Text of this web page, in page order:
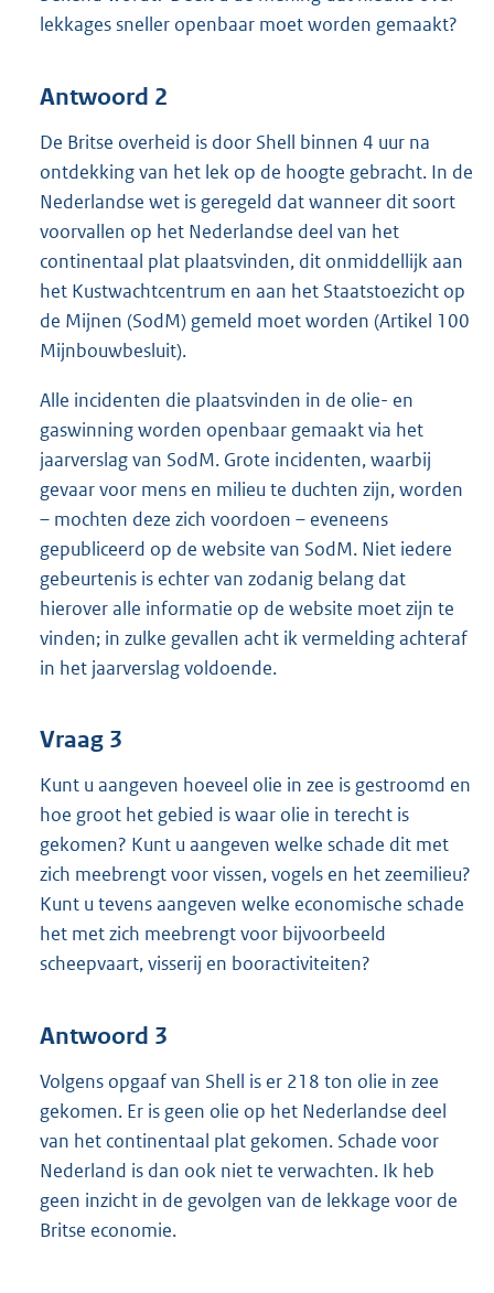
lekkages sneller openbaar moet worden gemaakt?
Antwoord 2
De Britse overheid is door Shell binnen 4 uur na
ontdekking van het lek op de hoogte gebracht. In de
Nederlandse wet is geregeld dat wanneer dit soort
voorvallen op het Nederlandse deel van het
continentaal plat plaatsvinden, dit onmiddellijk aan
het Kustwachtcentrum en aan het Staatstoezicht op
de Mijnen (SodM) gemeld moet worden (Artikel 100
Mijnbouwbesluit).
Alle incidenten die plaatsvinden in de olie- en
gaswinning worden openbaar gemaakt via het
jaarverslag van SodM. Grote incidenten, waarbij
gevaar voor mens en milieu te duchten zijn, worden
– mochten deze zich voordoen – eveneens
gepubliceerd op de website van SodM. Niet iedere
gebeurtenis is echter van zodanig belang dat
hierover alle informatie op de website moet zijn te
vinden; in zulke gevallen acht ik vermelding achteraf
in het jaarverslag voldoende.
Vraag 3
Kunt u aangeven hoeveel olie in zee is gestroomd en
hoe groot het gebied is waar olie in terecht is
gekomen? Kunt u aangeven welke schade dit met
zich meebrengt voor vissen, vogels en het zeemilieu?
Kunt u tevens aangeven welke economische schade
het met zich meebrengt voor bijvoorbeeld
scheepvaart, visserij en booractiviteiten?
Antwoord 3
Volgens opgaaf van Shell is er 218 ton olie in zee
gekomen. Er is geen olie op het Nederlandse deel
van het continentaal plat gekomen. Schade voor
Nederland is dan ook niet te verwachten. Ik heb
geen inzicht in de gevolgen van de lekkage voor de
Britse economie.